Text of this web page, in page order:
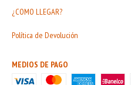
¿COMO LLEGAR?
Política de Devolución
MEDIOS DE PAGO